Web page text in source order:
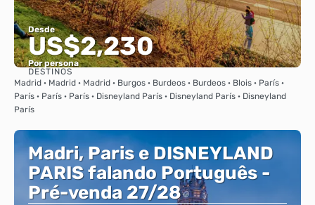
Desde
US$2,230
Por persona
Ver
DESTINOS
Madrid · Madrid · Madrid · Burgos · Burdeos · Burdeos · Blois · París ·
París · París · París · Disneyland París · Disneyland París · Disneyland
París
Madri, Paris e DISNEYLAND
PARIS falando Português -
Pré-venda 27/28